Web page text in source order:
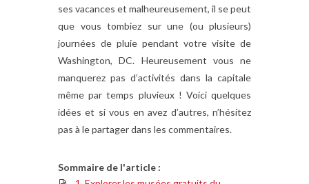
ses vacances et malheureusement, il se peut
que vous tombiez sur une (ou plusieurs)
journées de pluie pendant votre visite de
Washington, DC. Heureusement vous ne
manquerez pas d’activités dans la capitale
même par temps pluvieux ! Voici quelques
idées et si vous en avez d’autres, n’hésitez
pas à le partager dans les commentaires.
Sommaire de l'article :